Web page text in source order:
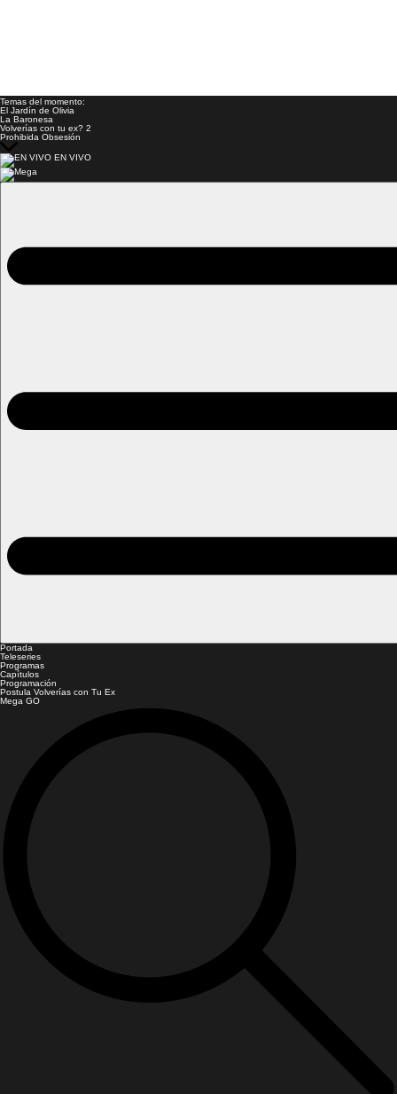
Temas del momento:
El Jardín de Olivia
La Baronesa
Volverías con tu ex? 2
Prohibida Obsesión
EN VIVO
Portada
Teleseries
Programas
Capítulos
Programación
Postula Volverías con Tu Ex
Mega GO